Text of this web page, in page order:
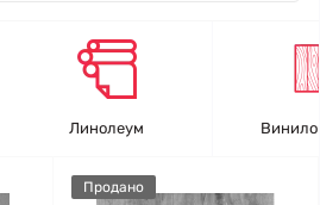
Линолеум
Продано